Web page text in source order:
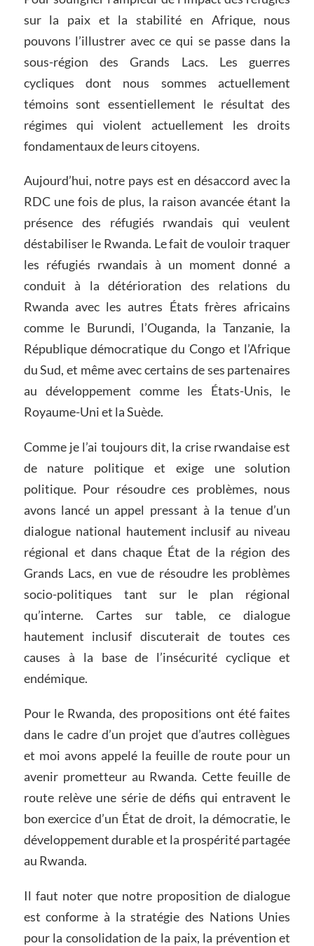
sur la paix et la stabilité en Afrique, nous
pouvons l’illustrer avec ce qui se passe dans la
sous-région des Grands Lacs. Les guerres
cycliques dont nous sommes actuellement
témoins sont essentiellement le résultat des
régimes qui violent actuellement les droits
fondamentaux de leurs citoyens.
Aujourd’hui, notre pays est en désaccord avec la
RDC une fois de plus, la raison avancée étant la
présence des réfugiés rwandais qui veulent
déstabiliser le Rwanda. Le fait de vouloir traquer
les réfugiés rwandais à un moment donné a
conduit à la détérioration des relations du
Rwanda avec les autres États frères africains
comme le Burundi, l’Ouganda, la Tanzanie, la
République démocratique du Congo et l’Afrique
du Sud, et même avec certains de ses partenaires
au développement comme les États-Unis, le
Royaume-Uni et la Suède.
Comme je l’ai toujours dit, la crise rwandaise est
de nature politique et exige une solution
politique. Pour résoudre ces problèmes, nous
avons lancé un appel pressant à la tenue d’un
dialogue national hautement inclusif au niveau
régional et dans chaque État de la région des
Grands Lacs, en vue de résoudre les problèmes
socio-politiques tant sur le plan régional
qu’interne. Cartes sur table, ce dialogue
hautement inclusif discuterait de toutes ces
causes à la base de l’insécurité cyclique et
endémique.
Pour le Rwanda, des propositions ont été faites
dans le cadre d’un projet que d’autres collègues
et moi avons appelé la feuille de route pour un
avenir prometteur au Rwanda. Cette feuille de
route relève une série de défis qui entravent le
bon exercice d’un État de droit, la démocratie, le
développement durable et la prospérité partagée
au Rwanda.
Il faut noter que notre proposition de dialogue
est conforme à la stratégie des Nations Unies
pour la consolidation de la paix, la prévention et